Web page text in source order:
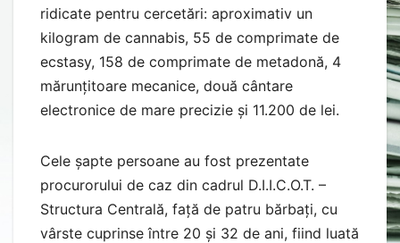
ridicate pentru cercetări: aproximativ un
kilogram de cannabis, 55 de comprimate de
ecstasy, 158 de comprimate de metadonă, 4
mărunțitoare mecanice, două cântare
electronice de mare precizie și 11.200 de lei.
Cele șapte persoane au fost prezentate
procurorului de caz din cadrul D.I.I.C.O.T. –
Structura Centrală, față de patru bărbați, cu
vârste cuprinse între 20 și 32 de ani, fiind luată